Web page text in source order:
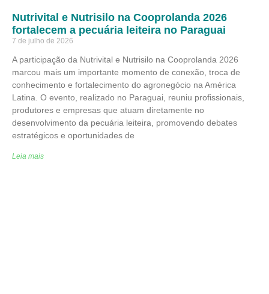
Nutrivital e Nutrisilo na Cooprolanda 2026
fortalecem a pecuária leiteira no Paraguai
7 de julho de 2026
A participação da Nutrivital e Nutrisilo na Cooprolanda 2026
marcou mais um importante momento de conexão, troca de
conhecimento e fortalecimento do agronegócio na América
Latina. O evento, realizado no Paraguai, reuniu profissionais,
produtores e empresas que atuam diretamente no
desenvolvimento da pecuária leiteira, promovendo debates
estratégicos e oportunidades de
Leia mais